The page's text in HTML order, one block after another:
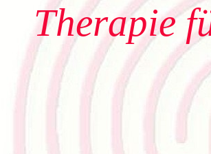
Therapie